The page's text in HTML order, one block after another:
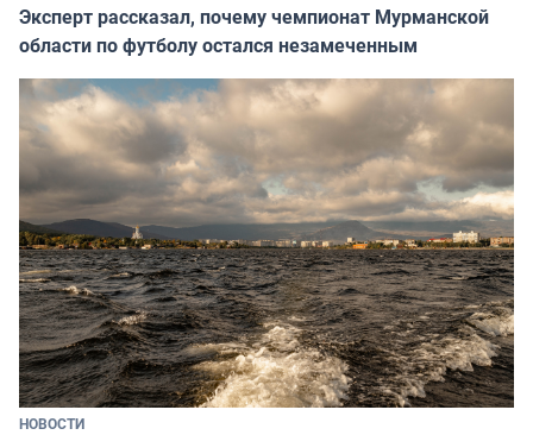
Эксперт рассказал, почему чемпионат Мурманской
области по футболу остался незамеченным
НОВОСТИ